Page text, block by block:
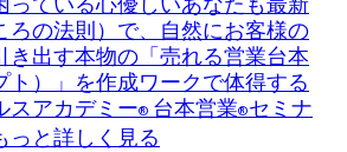
ろの法則）で、自然にお客様の
き出す本物の「売れる営業台本
ト）」を作成ワークで体得する
スアカデミー® 台本営業®セミナ
っと詳しく見る